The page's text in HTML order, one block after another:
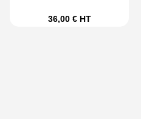
36,00 € HT